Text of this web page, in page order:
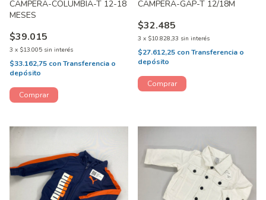
CAMPERA-COLUMBIA-T 12-18
MESES
$39.015
3 x $13.005 sin interés
$33.162,75 conTransferencia o
depósito
CAMPERA-GAP-T 12/18M
$32.485
3 x $10.828,33 sin interés
$27.612,25 conTransferencia o
depósito